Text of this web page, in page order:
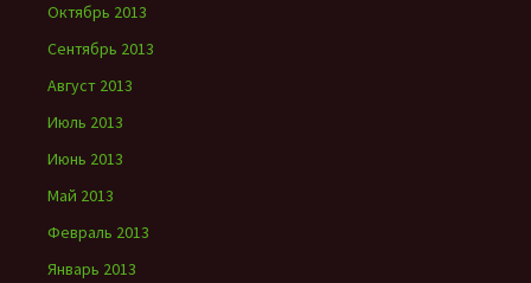
Октябрь 2013
Сентябрь 2013
Август 2013
Июль 2013
Июнь 2013
Май 2013
Февраль 2013
Январь 2013